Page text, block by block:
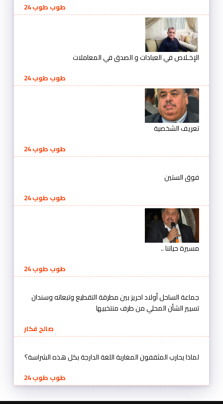
طوب طوب 24
الإخـلاص في العبادات و الصدق في المعاملات
طوب طوب 24
تعريف الشخصية
طوب طوب 24
فوق الستين
طوب طوب 24
مسيرة حياتنا ..
طوب طوب 24
جماعة الساحل أولاد احريز بين مطرقة التقطيع وتبعاته وسندان
تسيير الشأن المحلي من طرف منتخبيها
صالح فكار
لماذا يحارب المثقفون المغاربة اللغة الدارجة بكل هذه الشراسة؟
طوب طوب 24